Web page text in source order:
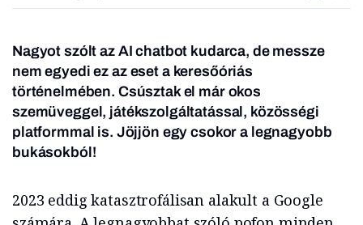
Nagyot szólt az AI chatbot kudarca, de messze
nem egyedi ez az eset a keresőóriás
történelmében. Csúsztak el már okos
szemüveggel, játékszolgáltatással, közösségi
platformmal is. Jöjjön egy csokor a legnagyobb
bukásokból!
2023 eddig katasztrofálisan alakult a Google